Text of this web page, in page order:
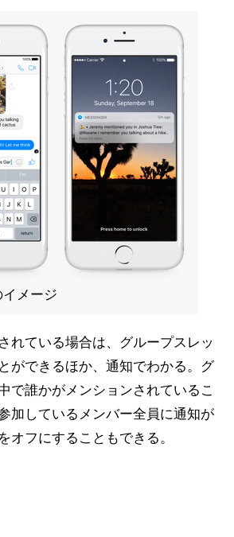
メージ
れている場合は、グループスレッ
ができるほか、通知でわかる。グ
で誰かがメンションされているこ
加しているメンバー全員に通知が
オフにすることもできる。